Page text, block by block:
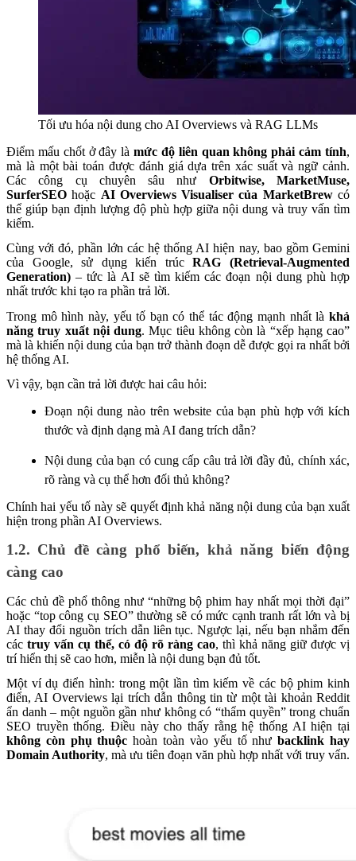
Tối ưu hóa nội dung cho AI Overviews và RAG LLMs
Điểm mấu chốt ở đây làmức độ liên quan không phải cảm tính,
mà là một bài toán được đánh giá dựa trên xác suất và ngữ cảnh.
Các công cụ chuyên sâu như Orbitwise, MarketMuse,
SurferSEO hoặc AI Overviews Visualiser của MarketBrewcó
thể giúp bạn định lượng độ phù hợp giữa nội dung và truy vấn tìm
kiếm.
Cùng với đó, phần lớn các hệ thống AI hiện nay, bao gồm Gemini
của Google, sử dụng kiến trúcRAG (Retrieval-Augmented
Generation) – tức là AI sẽ tìm kiếm các đoạn nội dung phù hợp
nhất trước khi tạo ra phần trả lời.
Trong mô hình này, yếu tố bạn có thể tác động mạnh nhất là khả
năng truy xuất nội dung. Mục tiêu không còn là “xếp hạng cao”
mà là khiến nội dung của bạn trở thành đoạn dễ được gọi ra nhất bởi
hệ thống AI.
Vì vậy, bạn cần trả lời được hai câu hỏi:
Đoạn nội dung nào trên website của bạn phù hợp với kích
thước và định dạng mà AI đang trích dẫn?
Nội dung của bạn có cung cấp câu trả lời đầy đủ, chính xác,
rõ ràng và cụ thể hơn đối thủ không?
Chính hai yếu tố này sẽ quyết định khả năng nội dung của bạn xuất
hiện trong phần AI Overviews.
1.2. Chủ đề càng phổ biến, khả năng biến động
càng cao
Các chủ đề phổ thông như “những bộ phim hay nhất mọi thời đại”
hoặc “top công cụ SEO” thường sẽ có mức cạnh tranh rất lớn và bị
AI thay đổi nguồn trích dẫn liên tục. Ngược lại, nếu bạn nhắm đến
các truy vấn cụ thể, có độ rõ ràng cao, thì khả năng giữ được vị
trí hiển thị sẽ cao hơn, miễn là nội dung bạn đủ tốt.
Một ví dụ điển hình: trong một lần tìm kiếm về các bộ phim kinh
điển, AI Overviews lại trích dẫn thông tin từ một tài khoản Reddit
ẩn danh – một nguồn gần như không có “thẩm quyền” trong chuẩn
SEO truyền thống. Điều này cho thấy rằng hệ thống AI hiện tại
không còn phụ thuộchoàn toàn vào yếu tố như backlink hay
Domain Authority, mà ưu tiên đoạn văn phù hợp nhất với truy vấn.